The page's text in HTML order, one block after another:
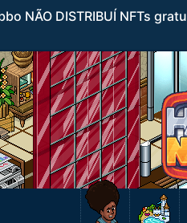
NÃO DISTRIBUÍ NFTs